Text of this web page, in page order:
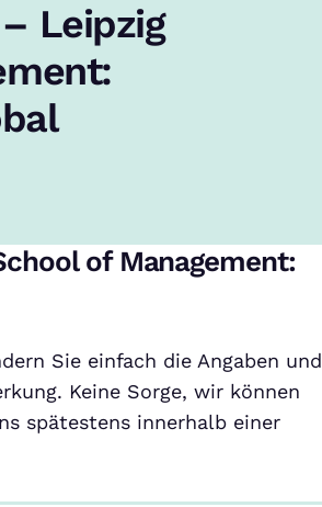
Leipzig
of Management:
Sie einfach die Angaben und
Keine Sorge, wir können
spätestens innerhalb einer